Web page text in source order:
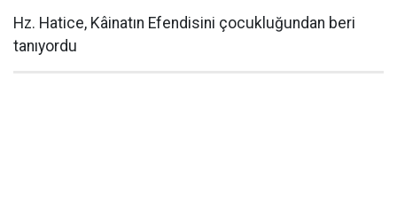
Hz. Hatice, Kâinatın Efendisini çocukluğundan beri
tanıyordu